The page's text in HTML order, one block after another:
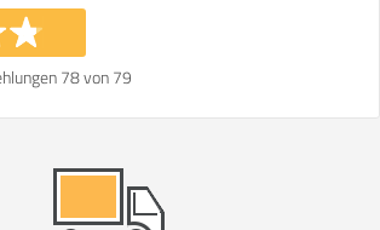
78 von 79